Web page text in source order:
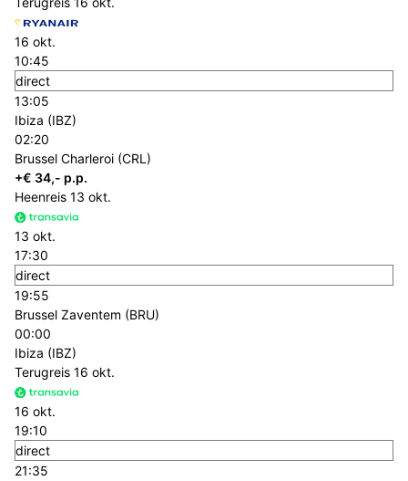
16 okt.
10:45
direct
13:05
Ibiza (IBZ)
02:20
Brussel Charleroi (CRL)
+€ 34,- p.p.
Heenreis 13 okt.
13 okt.
17:30
direct
19:55
Brussel Zaventem (BRU)
00:00
Ibiza (IBZ)
Terugreis 16 okt.
16 okt.
19:10
direct
21:35